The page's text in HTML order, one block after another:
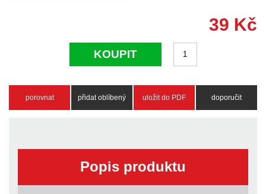
39 Kč
KOUPIT
porovnat přidat oblíbený uložit do PDF doporučit
Popis produktu